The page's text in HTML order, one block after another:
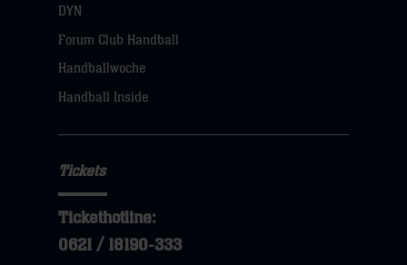
öffnen,
dann
klicken
DYN
Forum Club Handball
Handballwoche
Handball Inside
Tickets
Tickethotline:
0621 / 18190-333